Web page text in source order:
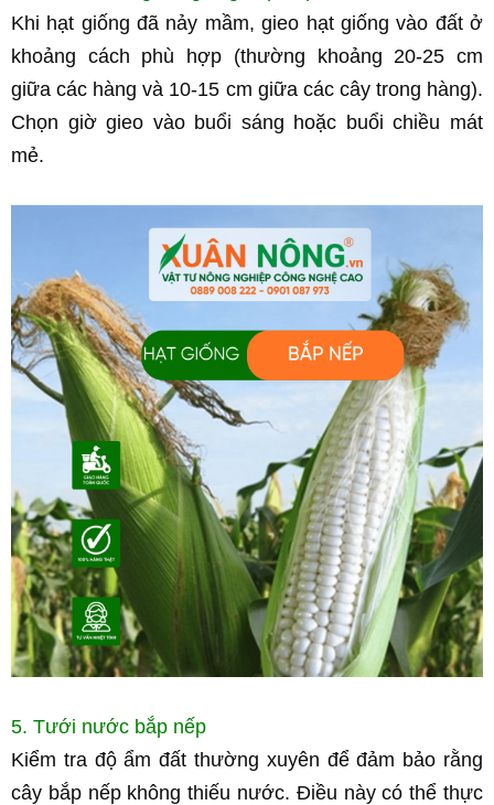
Khi hạt giống đã nảy mầm, gieo hạt giống vào đất ở
khoảng cách phù hợp (thường khoảng 20-25 cm
giữa các hàng và 10-15 cm giữa các cây trong hàng).
Chọn giờ gieo vào buổi sáng hoặc buổi chiều mát
mẻ.
5. Tưới nước bắp nếp
Kiểm tra độ ẩm đất thường xuyên để đảm bảo rằng
cây bắp nếp không thiếu nước. Điều này có thể thực